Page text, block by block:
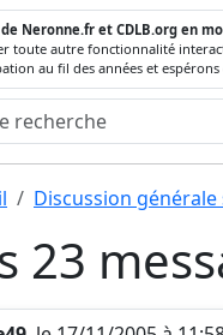
Neronne.fr et CDLB.org en
toute autre fonctionnalité
au fil des années et
Discussion
23